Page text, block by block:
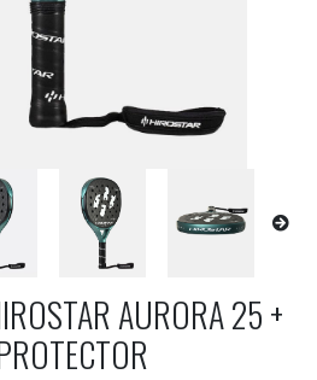
AURORA 25 +